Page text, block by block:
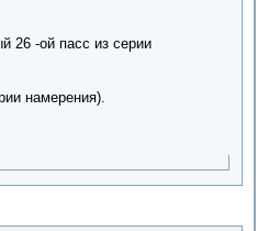
26 -ой пасс из серии
намерения).